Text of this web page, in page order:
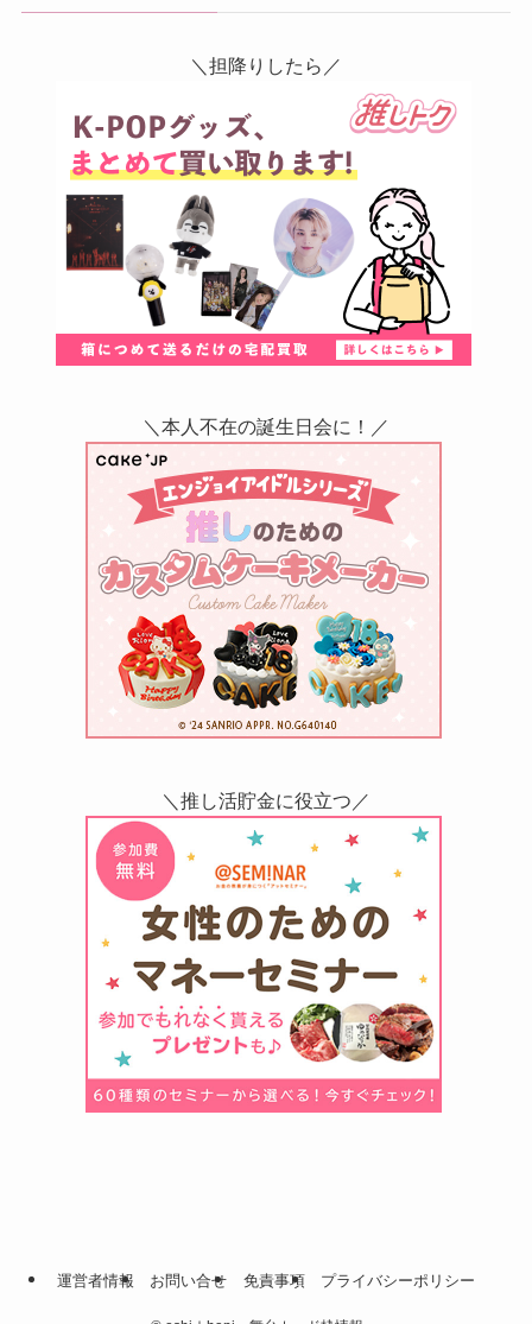
＼担降りしたら／
＼本人不在の誕生日会に！／
＼推し活貯金に役立つ／
運営者情報 お問い合せ 免責事項 プライバシーポリシー